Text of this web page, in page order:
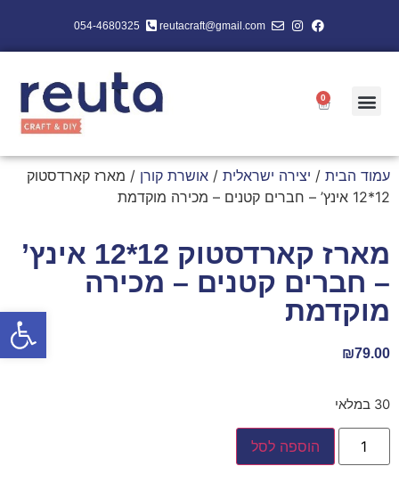
פתח
reutacraft@gmail.com
054-4680325
0
עמוד הבית / יצירה ישראלית / אושרת קורן / מארז קארדסטוק
12*12 אינץ’ – חברים קטנים – מכירה מוקדמת
מארז קארדסטוק 12*12 אינץ’
– חברים קטנים – מכירה
מוקדמת
₪79.00
30 במלאי
הוספה לסל